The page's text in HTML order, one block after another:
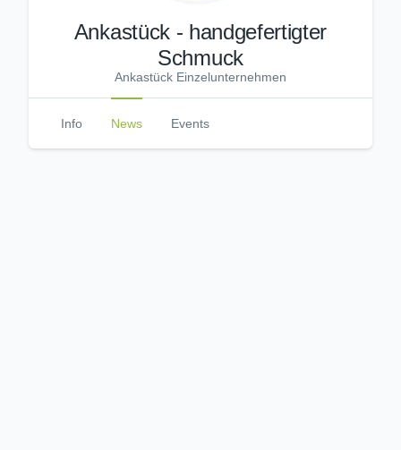
Ankastück - handgefertigter
Schmuck
Ankastück Einzelunternehmen
Info News Events